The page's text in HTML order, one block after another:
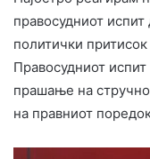
правосудниот
политички
Правосудниот
прашање на
на правниот